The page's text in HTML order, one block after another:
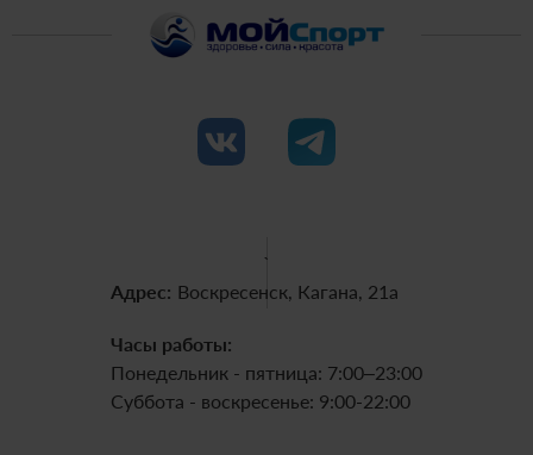
`
Адрес: Воскресенск, Кагана, 21а
Часы работы:
Понедельник - пятница: 7:00–23:00
Суббота - воскресенье: 9:00-22:00